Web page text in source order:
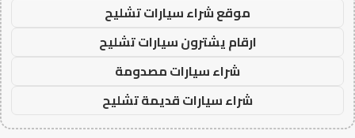
موقع شراء سيارات تشليح
ارقام يشترون سيارات تشليح
شراء سيارات مصدومة
شراء سيارات قديمة تشليح